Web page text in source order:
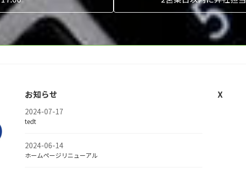
お知らせ
2024-07-17
tedt
2024-06-14
ホームページリニューアル
X